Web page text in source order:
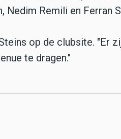
Nedim Remili en Ferran
op de clubsite. "Er
te dragen."